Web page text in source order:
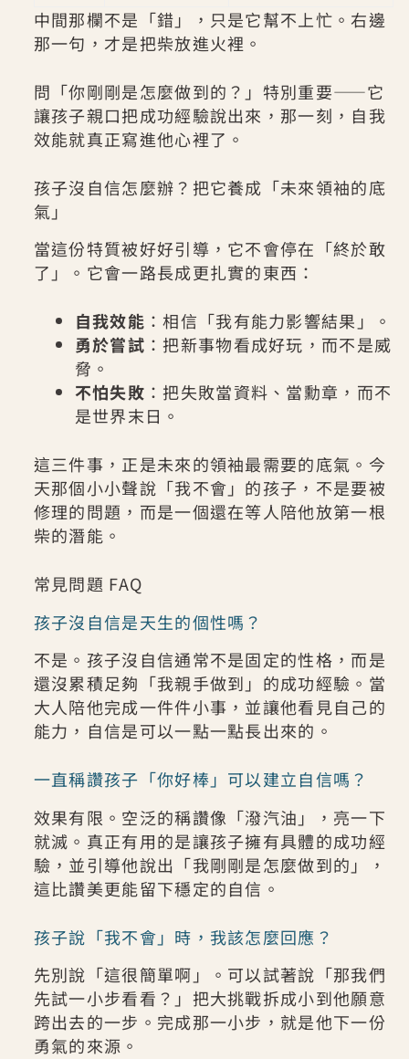
中間那欄不是「錯」，只是它幫不上忙。右邊
那一句，才是把柴放進火裡。
問「你剛剛是怎麼做到的？」特別重要——它
讓孩子親口把成功經驗說出來，那一刻，自我
效能就真正寫進他心裡了。
孩子沒自信怎麼辦？把它養成「未來領袖的底
氣」
當這份特質被好好引導，它不會停在「終於敢
了」。它會一路長成更扎實的東西：
自我效能 ：相信「我有能力影響結果」。
勇於嘗試 ：把新事物看成好玩，而不是威
脅。
不怕失敗 ：把失敗當資料、當勳章，而不
是世界末日。
這三件事，正是未來的領袖最需要的底氣。今
天那個小小聲說「我不會」的孩子，不是要被
修理的問題，而是一個還在等人陪他放第一根
柴的潛能。
常見問題 FAQ
孩子沒自信是天生的個性嗎？
不是。孩子沒自信通常不是固定的性格，而是
還沒累積足夠「我親手做到」的成功經驗。當
大人陪他完成一件件小事，並讓他看見自己的
能力，自信是可以一點一點長出來的。
一直稱讚孩子「你好棒」可以建立自信嗎？
效果有限。空泛的稱讚像「潑汽油」，亮一下
就滅。真正有用的是讓孩子擁有具體的成功經
驗，並引導他說出「我剛剛是怎麼做到的」，
這比讚美更能留下穩定的自信。
孩子說「我不會」時，我該怎麼回應？
先別說「這很簡單啊」。可以試著說「那我們
先試一小步看看？」把大挑戰拆成小到他願意
跨出去的一步。完成那一小步，就是他下一份
勇氣的來源。